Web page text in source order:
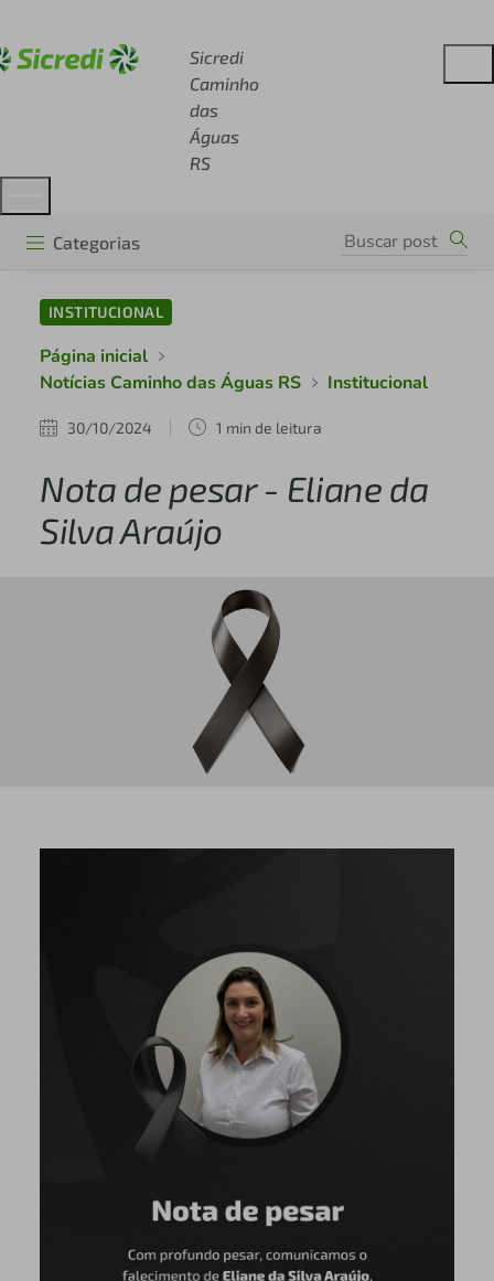
Sicredi
Caminho
das
Águas
RS
Categorias
INSTITUCIONAL
Página inicial
Notícias Caminho das Águas RS
Institucional
30/10/2024 1 min de leitura
Nota de pesar - Eliane da
Silva Araújo